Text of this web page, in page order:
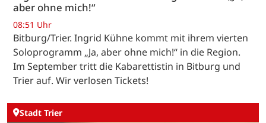
aber ohne mich!“
08:51 Uhr
Bitburg/Trier. Ingrid Kühne kommt mit ihrem vierten
Soloprogramm „Ja, aber ohne mich!“ in die Region.
Im September tritt die Kabarettistin in Bitburg und
Trier auf. Wir verlosen Tickets!
Stadt Trier